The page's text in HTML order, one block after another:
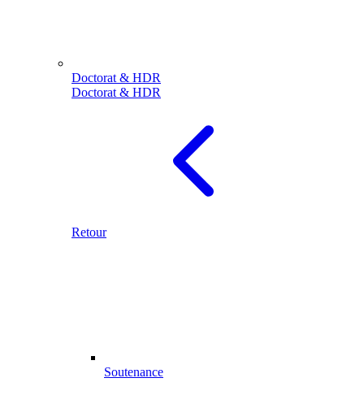
Doctorat & HDR
Doctorat & HDR
Retour
Soutenance